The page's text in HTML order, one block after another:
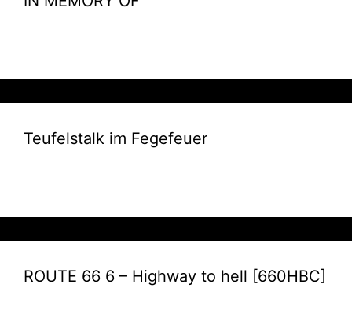
Teufelstalk im Fegefeuer
ROUTE 66 6 – Highway to hell [660HBC]